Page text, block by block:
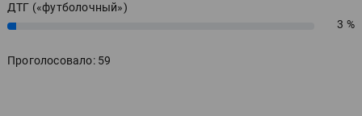
ДТГ («футболочный»)
3% 3 %
Проголосовало: 59